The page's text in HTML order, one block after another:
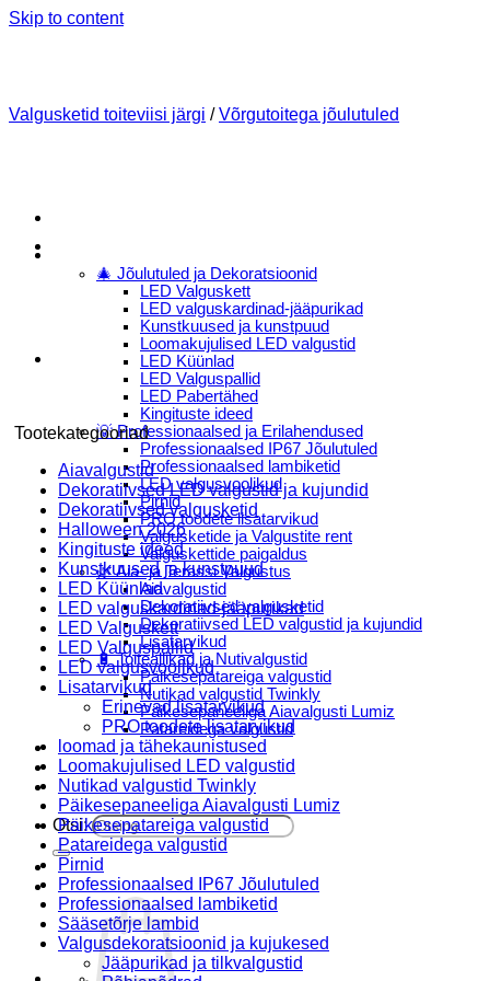
Skip to content
🎄 Jõulutuled ja Dekoratsioonid
LED Valguskett
LED valguskardinad-jääpurikad
Kunstkuused ja kunstpuud
Loomakujulised LED valgustid
LED Küünlad
LED Valguspallid
LED Pabertähed
Kingituste ideed
💡 Professionaalsed ja Erilahendused
Professionaalsed IP67 Jõulutuled
Professionaalsed lambiketid
LED valgusvoolikud
Pirnid
PRO toodete lisatarvikud
Valgusketide ja Valgustite rent
Valguskettide paigaldus
🌿 Aia- ja Terassi Valgustus
Aiavalgustid
Dekoratiivsed valgusketid
Dekoratiivsed LED valgustid ja kujundid
Lisatarvikud
🔋 Toiteallikad ja Nutivalgustid
Päikesepatareiga valgustid
Nutikad valgustid Twinkly
Päikesepaneeliga Aiavalgusti Lumiz
Patareidega valgustid
Päikeselaternad Lumiz
Valguskettide paigaldus
Blogi
Otsi:
Valgusketid toiteviisi järgi / Võrgutoitega jõulutuled
Tootekategooriad
Aiavalgustid
Dekoratiivsed LED valgustid ja kujundid
Dekoratiivsed valgusketid
Halloween 2026
Kingituste ideed
Kunstkuused ja kunstpuud
LED Küünlad
LED valguskardinad-jääpurikad
LED Valguskett
LED Valguspallid
LED valgusvoolikud
Lisatarvikud
Erinevad lisatarvikud
PRO toodete lisatarvikud
loomad ja tähekaunistused
Loomakujulised LED valgustid
Nutikad valgustid Twinkly
Päikesepaneeliga Aiavalgusti Lumiz
Päikesepatareiga valgustid
Patareidega valgustid
Pirnid
Professionaalsed IP67 Jõulutuled
Professionaalsed lambiketid
Sääsetõrje lambid
Valgusdekoratsioonid ja kujukesed
Jääpurikad ja tilkvalgustid